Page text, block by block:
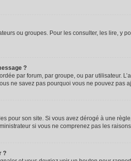
ou groupes. Pour les consulter, les lire, y
?
par forum, par groupe, ou par utilisateur.
ne savez pas pourquoi vous ne pouvez pas
pour son site. Si vous avez dérogé à une
si vous ne comprenez pas les
?